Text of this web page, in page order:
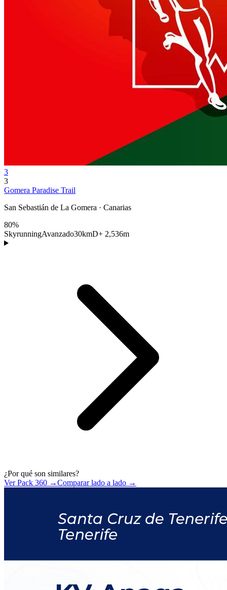
3
3
Gomera Paradise Trail
San Sebastián de La Gomera · Canarias
80%
SkyrunningAvanzado30kmD+ 2,536m
¿Por qué son similares?
Ver Pack 360 →Comparar lado a lado →